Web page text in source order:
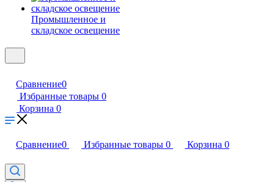
Промышленное и
складское освещение
Сравнение0
Избранные товары 0
Корзина 0
Сравнение0 Избранные товары 0 Корзина 0